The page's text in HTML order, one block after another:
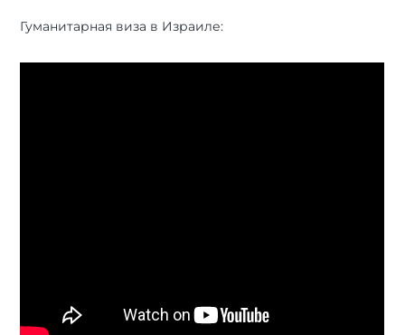
Гуманитарная виза в Израиле: